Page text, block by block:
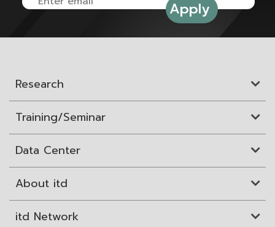
Research
Training/Seminar
Data Center
About itd
itd Network